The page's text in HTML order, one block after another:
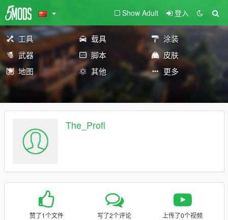
Show Adult 登入
工具 载具
涂装
武器
脚本
皮肤
地图
其他 更多
The_Profi
赞了1个文件 写了2个评论 上传了0个视频